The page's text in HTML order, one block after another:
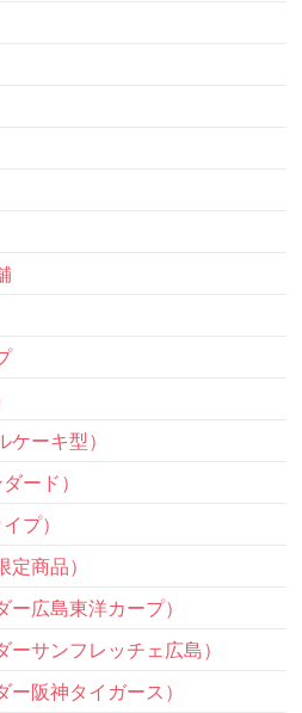
ーキ型）
ード）
プ）
商品）
広島東洋カープ）
サンフレッチェ広島）
阪神タイガース）